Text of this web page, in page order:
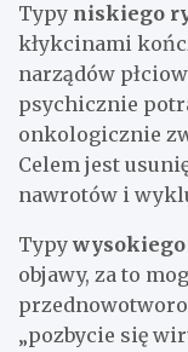
Typy niskiego
kłykcinami
narządów
psychicznie
onkologicznie
Celem jest
nawrotów i
Typy
objawy, za to
„pozbycie się